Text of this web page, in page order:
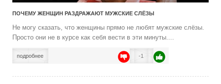
ПОЧЕМУ ЖЕНЩИН РАЗДРАЖАЮТ МУЖСКИЕ СЛЁЗЫ
Не могу сказать, что женщины прямо не любят мужские слёзы.
Просто они не в курсе как себя вести в эти минуты....
подробнее -1